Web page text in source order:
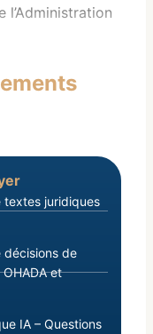
textes juridiques
décisions de
et
IA – Questions